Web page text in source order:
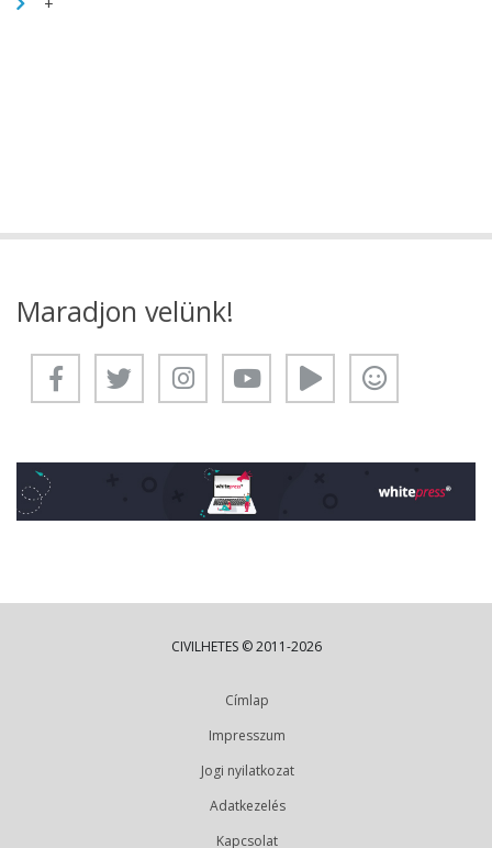
+
Maradjon velünk!
CIVILHETES © 2011-2026
Címlap
Impresszum
Jogi nyilatkozat
Adatkezelés
Kapcsolat